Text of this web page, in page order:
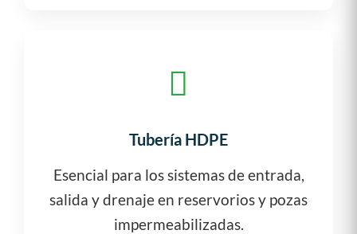
Tubería HDPE
Esencial para los sistemas de entrada,
salida y drenaje en reservorios y pozas
impermeabilizadas.